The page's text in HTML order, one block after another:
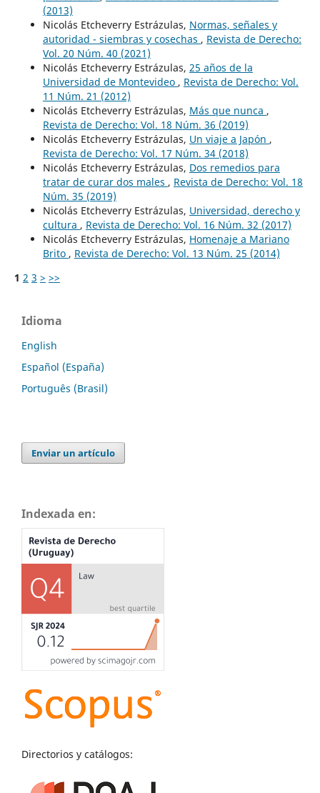
(2013)
Nicolás Etcheverry Estrázulas, Normas, señales y
autoridad - siembras y cosechas , Revista de Derecho:
Vol. 20 Núm. 40 (2021)
Nicolás Etcheverry Estrázulas, 25 años de la
Universidad de Montevideo , Revista de Derecho: Vol.
11 Núm. 21 (2012)
Nicolás Etcheverry Estrázulas, Más que nunca ,
Revista de Derecho: Vol. 18 Núm. 36 (2019)
Nicolás Etcheverry Estrázulas, Un viaje a Japón ,
Revista de Derecho: Vol. 17 Núm. 34 (2018)
Nicolás Etcheverry Estrázulas, Dos remedios para
tratar de curar dos males , Revista de Derecho: Vol. 18
Núm. 35 (2019)
Nicolás Etcheverry Estrázulas, Universidad, derecho y
cultura , Revista de Derecho: Vol. 16 Núm. 32 (2017)
Nicolás Etcheverry Estrázulas, Homenaje a Mariano
Brito , Revista de Derecho: Vol. 13 Núm. 25 (2014)
1 2 3 > >>
Idioma
English
Español (España)
Português (Brasil)
Enviar un artículo
Indexada en:
Directorios y catálogos: